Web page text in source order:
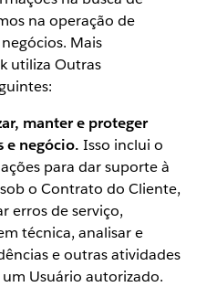
na operação de
Mais
utiliza Outras
manter e proteger
e negócio. Isso inclui o
para dar suporte à
o Contrato do Cliente,
erros de serviço,
técnica, analisar e
e outras atividades
Usuário autorizado.